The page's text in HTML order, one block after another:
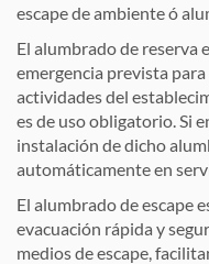
escape de ambiente ó
El alumbrado de reserva
emergencia prevista
actividades del
es de uso obligatorio. Si
instalación de dicho
automáticamente en
El alumbrado de escape
evacuación rápida y
medios de escape,